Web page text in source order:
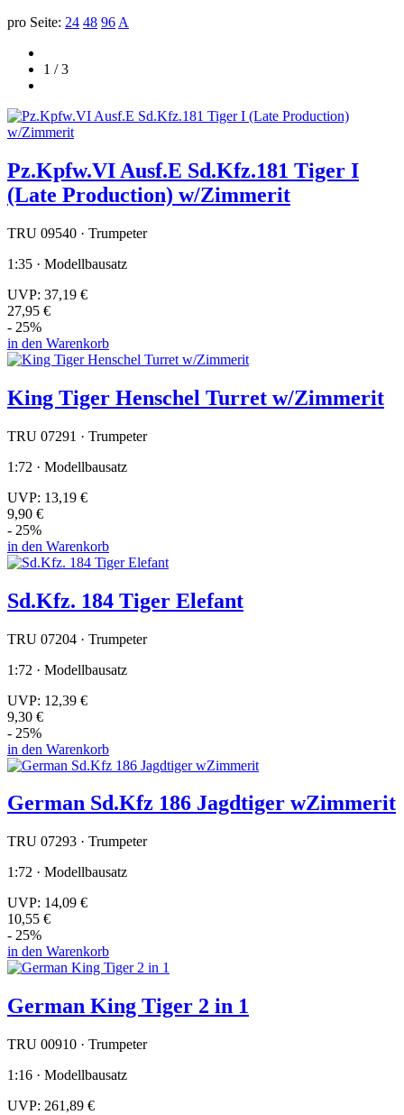
pro Seite: 24 48 96 A
1 / 3
Pz.Kpfw.VI Ausf.E Sd.Kfz.181 Tiger I
(Late Production) w/Zimmerit
TRU 09540 · Trumpeter
1:35 · Modellbausatz
UVP: 37,19 €
27,95 €
- 25%
in den Warenkorb
King Tiger Henschel Turret w/Zimmerit
TRU 07291 · Trumpeter
1:72 · Modellbausatz
UVP: 13,19 €
9,90 €
- 25%
in den Warenkorb
Sd.Kfz. 184 Tiger Elefant
TRU 07204 · Trumpeter
1:72 · Modellbausatz
UVP: 12,39 €
9,30 €
- 25%
in den Warenkorb
German Sd.Kfz 186 Jagdtiger wZimmerit
TRU 07293 · Trumpeter
1:72 · Modellbausatz
UVP: 14,09 €
10,55 €
- 25%
in den Warenkorb
German King Tiger 2 in 1
TRU 00910 · Trumpeter
1:16 · Modellbausatz
UVP: 261,89 €